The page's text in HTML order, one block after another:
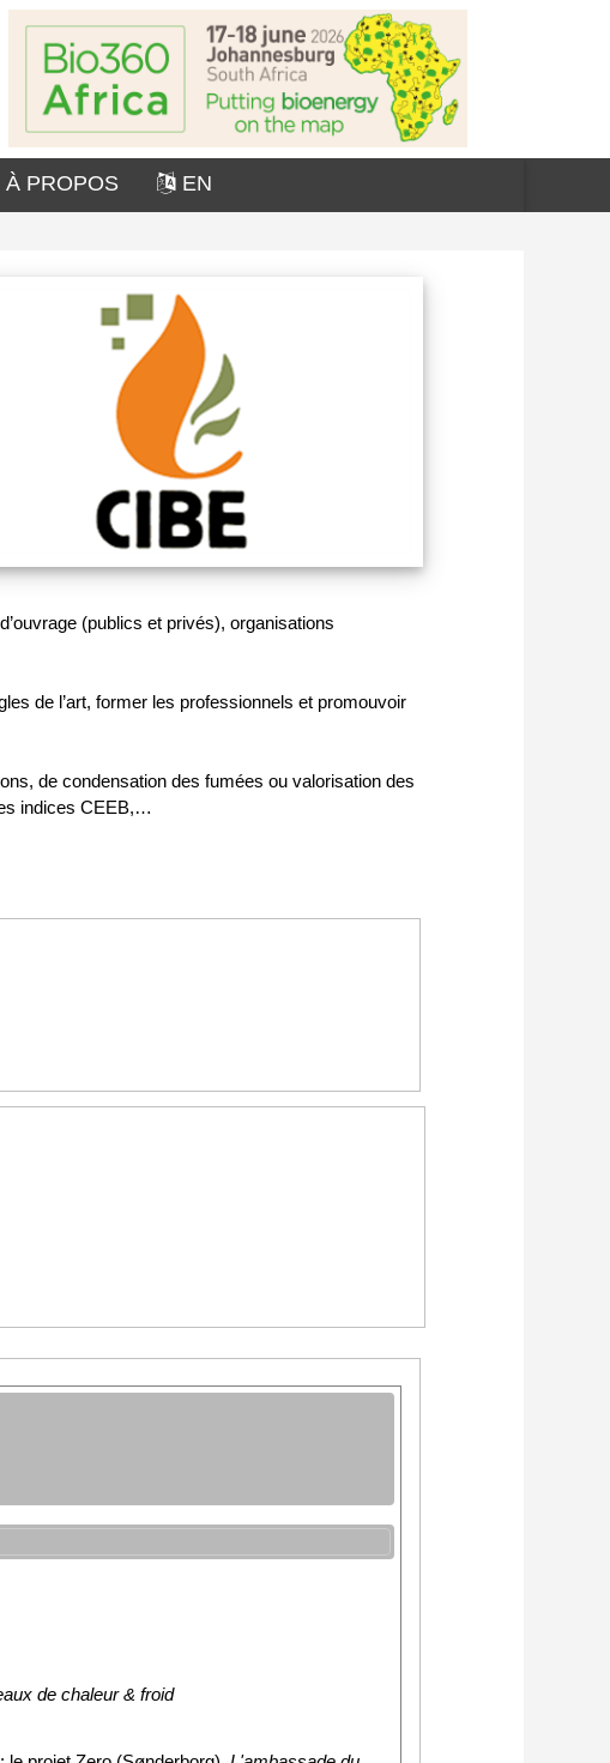
À PROPOS EN
(publics et privés), organisations
de l’art, former les professionnels et promouvoir
de condensation des fumées ou valorisation des
indices CEEB,…
de chaleur & froid